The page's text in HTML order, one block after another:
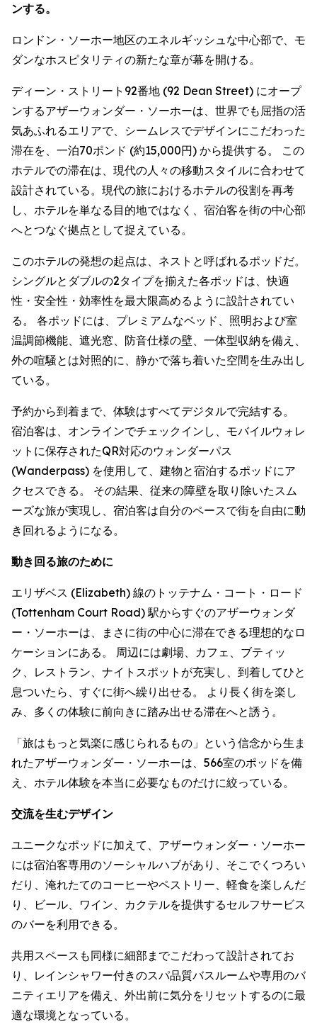
ンする。
ロンドン・ソーホー地区のエネルギッシュな中心部で、モ
ダンなホスピタリティの新たな章が幕を開ける。
ディーン・ストリート92番地 (92 Dean Street) にオープ
ンするアザーウォンダー・ソーホーは、世界でも屈指の活
気あふれるエリアで、シームレスでデザインにこだわった
滞在を、一泊70ポンド (約15,000円) から提供する。 この
ホテルでの滞在は、現代の人々の移動スタイルに合わせて
設計されている。現代の旅におけるホテルの役割を再考
し、ホテルを単なる目的地ではなく、宿泊客を街の中心部
へとつなぐ拠点として捉えている。
このホテルの発想の起点は、ネストと呼ばれるポッドだ。
シングルとダブルの2タイプを揃えた各ポッドは、快適
性・安全性・効率性を最大限高めるように設計されてい
る。 各ポッドには、プレミアムなベッド、照明および室
温調節機能、遮光窓、防音仕様の壁、一体型収納を備え、
外の喧騒とは対照的に、静かで落ち着いた空間を生み出し
ている。
予約から到着まで、体験はすべてデジタルで完結する。
宿泊客は、オンラインでチェックインし、モバイルウォレ
ットに保存されたQR対応のウォンダーパス
(Wanderpass) を使用して、建物と宿泊するポッドにア
クセスできる。 その結果、従来の障壁を取り除いたスム
ーズな旅が実現し、宿泊客は自分のペースで街を自由に動
き回れるようになる。
動き回る旅のために
エリザベス (Elizabeth) 線のトッテナム・コート・ロード
(Tottenham Court Road) 駅からすぐのアザーウォンダ
ー・ソーホーは、まさに街の中心に滞在できる理想的なロ
ケーションにある。 周辺には劇場、カフェ、ブティッ
ク、レストラン、ナイトスポットが充実し、到着してひと
息ついたら、すぐに街へ繰り出せる。 より長く街を楽し
み、多くの体験に前向きに踏み出せる滞在へと誘う。
「旅はもっと気楽に感じられるもの」という信念から生ま
れたアザーウォンダー・ソーホーは、566室のポッドを備
え、ホテル体験を本当に必要なものだけに絞っている。
交流を生むデザイン
ユニークなポッドに加えて、アザーウォンダー・ソーホー
には宿泊客専用のソーシャルハブがあり、そこでくつろい
だり、淹れたてのコーヒーやペストリー、軽食を楽しんだ
り、ビール、ワイン、カクテルを提供するセルフサービス
のバーを利用できる。
共用スペースも同様に細部までこだわって設計されてお
り、レインシャワー付きのスパ品質バスルームや専用のバ
ニティエリアを備え、外出前に気分をリセットするのに最
適な環境となっている。